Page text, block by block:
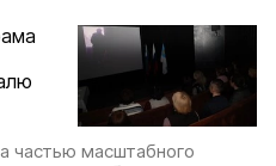
частью масштабного